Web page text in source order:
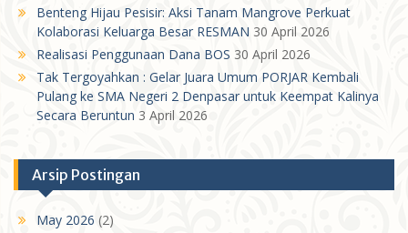
Benteng Hijau Pesisir: Aksi Tanam Mangrove Perkuat
Kolaborasi Keluarga Besar RESMAN 30 April 2026
Realisasi Penggunaan Dana BOS 30 April 2026
Tak Tergoyahkan : Gelar Juara Umum PORJAR Kembali
Pulang ke SMA Negeri 2 Denpasar untuk Keempat Kalinya
Secara Beruntun 3 April 2026
Arsip Postingan
May 2026 (2)